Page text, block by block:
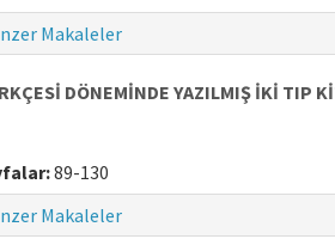
Makaleler
DÖNEMİNDE YAZILMIŞ İKİ TIP
89-130
Makaleler